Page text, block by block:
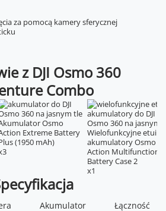
z DJI Osmo 360
Combo
Osmo
Extreme Battery
(1950 mAh)
Wielofunkcyjne etui
akumulatory Osmo
Action Multifunctional
Battery Case 2
x1
Akumulator Łączność
1/1,1-calowa matryca CMOS
Li-ion 1S
1950 mAh
Wi-Fi
2,400-2,4835 GHz
5,150-5,250 GHz
5,725-5,850 GHz